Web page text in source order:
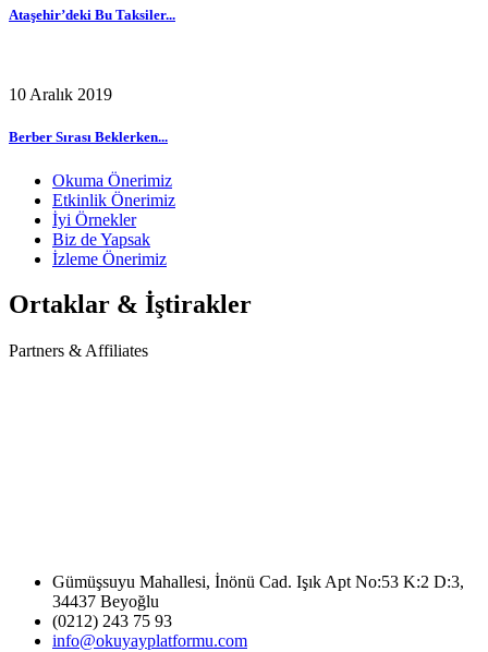
Ataşehir’deki Bu Taksiler...
10 Aralık 2019
Berber Sırası Beklerken...
Okuma Önerimiz
Etkinlik Önerimiz
İyi Örnekler
Biz de Yapsak
İzleme Önerimiz
Ortaklar & İştirakler
Partners & Affiliates
Gümüşsuyu Mahallesi, İnönü Cad. Işık Apt No:53 K:2 D:3,
34437 Beyoğlu
(0212) 243 75 93
info@okuyayplatformu.com